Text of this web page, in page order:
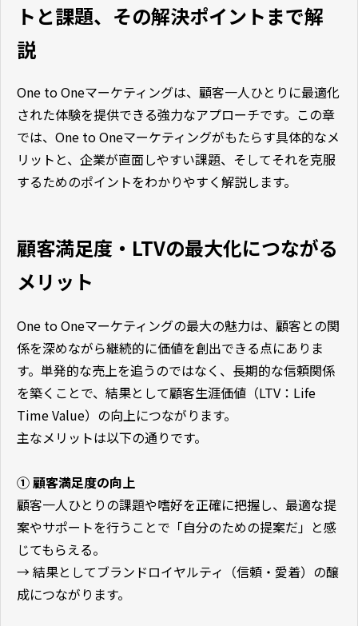
トと課題、その解決ポイントまで解
説
One to Oneマーケティングは、顧客一人ひとりに最適化
された体験を提供できる強力なアプローチです。この章
では、One to Oneマーケティングがもたらす具体的なメ
リットと、企業が直面しやすい課題、そしてそれを克服
するためのポイントをわかりやすく解説します。
顧客満足度・LTVの最大化につながる
メリット
One to Oneマーケティングの最大の魅力は、顧客との関
係を深めながら継続的に価値を創出できる点にありま
す。単発的な売上を追うのではなく、長期的な信頼関係
を築くことで、結果として顧客生涯価値（LTV：Life
Time Value）の向上につながります。
主なメリットは以下の通りです。
① 顧客満足度の向上
顧客一人ひとりの課題や嗜好を正確に把握し、最適な提
案やサポートを行うことで「自分のための提案だ」と感
じてもらえる。
→ 結果としてブランドロイヤルティ（信頼・愛着）の醸
成につながります。